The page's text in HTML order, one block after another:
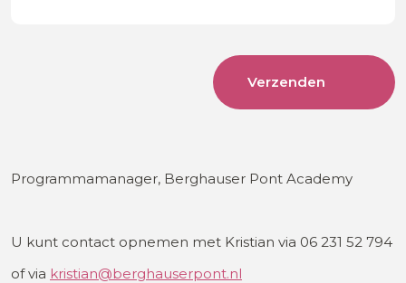
Programmamanager, Berghauser Pont Academy
U kunt contact opnemen met Kristian via 06 231 52 794
of via kristian@berghauserpont.nl